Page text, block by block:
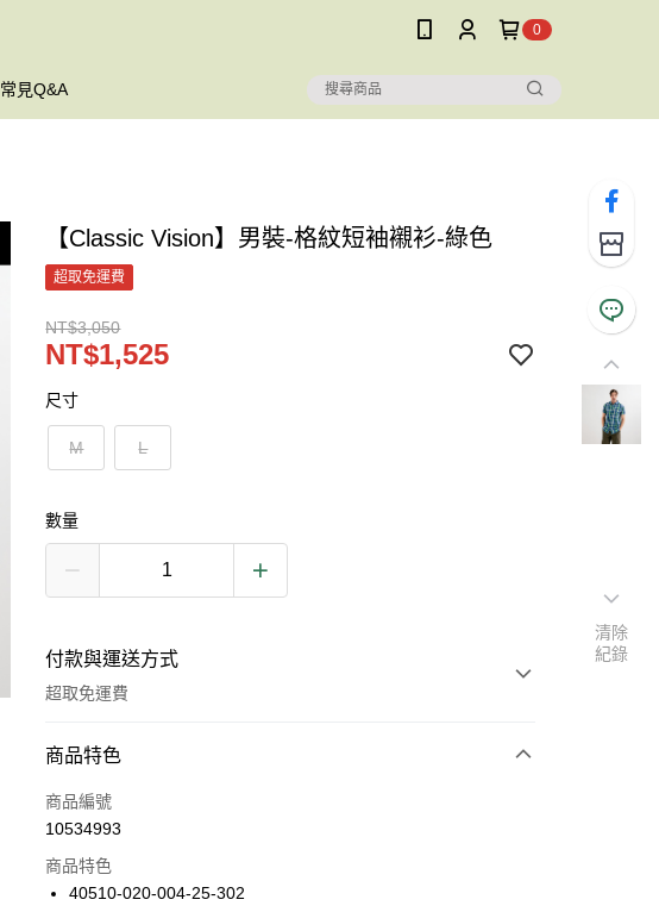
0
常見Q&A
【Classic Vision】男裝-格紋短袖襯衫-綠色
超取免運費
NT$3,050
NT$1,525
尺寸
M L
數量
付款與運送方式
超取免運費
付款方式
信用卡一次付款
Apple Pay
商品特色
商品編號
10534993
商品特色
40510-020-004-25-302
清除
紀錄